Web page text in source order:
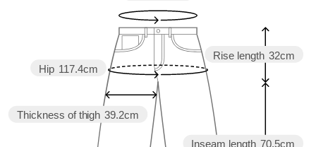
Inseam length 70.5cm
Rise length 32cm
Thickness of thigh 39.2cm
Hip 117.4cm